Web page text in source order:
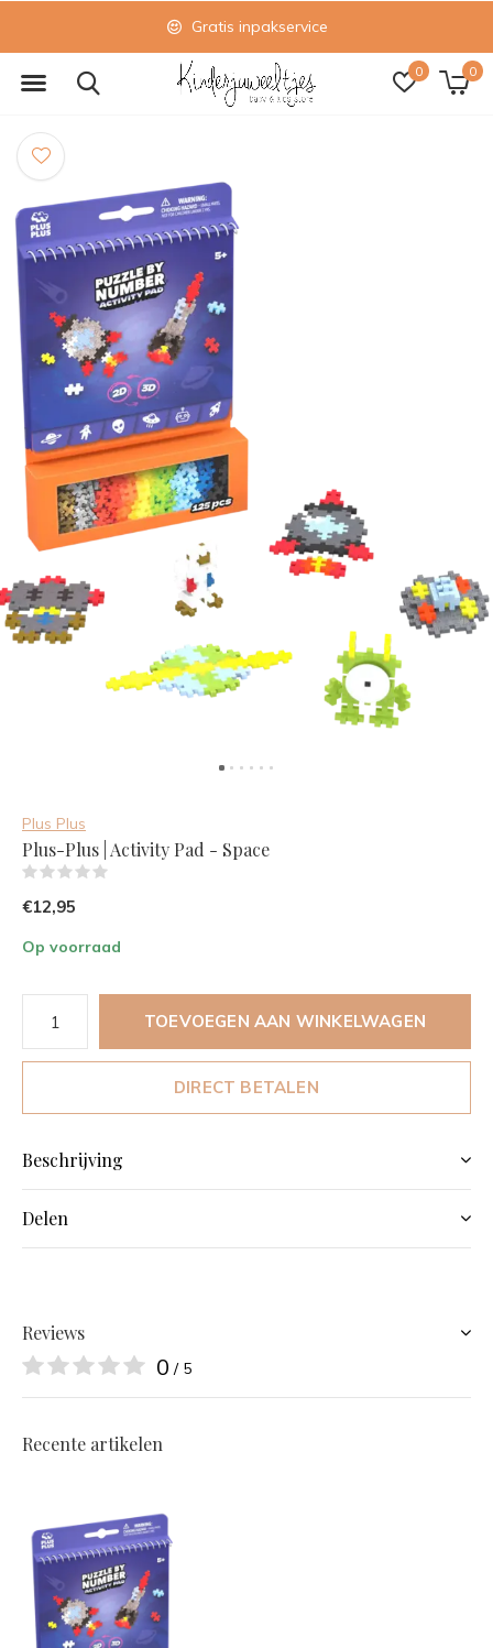
0 0
Gratis inpakservice
Plus Plus
Plus-Plus | Activity Pad - Space
€12,95
Op voorraad
TOEVOEGEN AAN WINKELWAGEN
DIRECT BETALEN
Beschrijving
Delen
Reviews
0 / 5
Recente artikelen